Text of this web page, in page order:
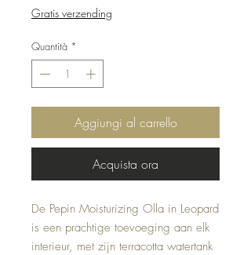
Gratis verzending
Quantità *
Aggiungi al carrello
Acquista ora
De Pepin Moisturizing Olla in Leopard
is een prachtige toevoeging aan elk
interieur, met zijn terracotta watertank